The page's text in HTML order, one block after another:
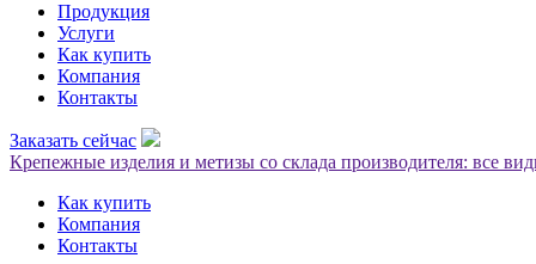
Продукция
Услуги
Как купить
Компания
Контакты
Заказать сейчас
Крепежные изделия и метизы со склада производителя: все
Как купить
Компания
Контакты